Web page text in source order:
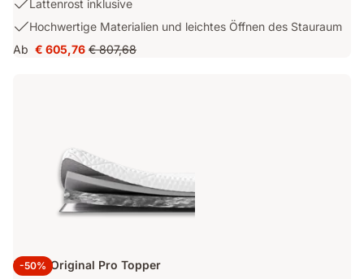
Zeitlosigkeit
mit
796
USP
Lattenrost
inklusive
Lattenrost inklusive
USP
3:
Hochwertige
Stauraum
Hochwertige Materialien und leichtes Öffnen des Stauraum
Ab
Preis
€ 605,76 Ursprünglicher
€ 807,68
-50%
Emma Original Pro Topper